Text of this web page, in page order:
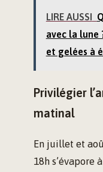
LIRE AUSSI
avec la lune
et gelées à
Privilégier
matinal
En juillet et
18h s’évapore